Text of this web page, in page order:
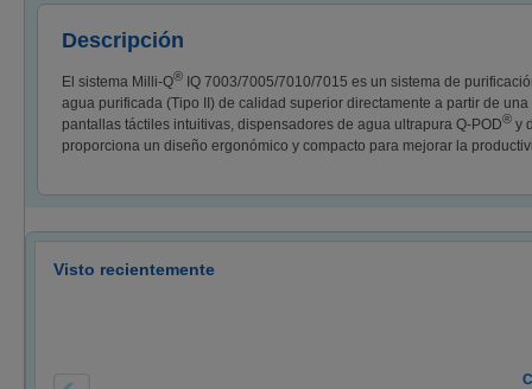
Descripción
El sistema Milli-Q® IQ 7003/7005/7010/7015 es un sistema de
agua purificada (Tipo II) de calidad superior directamente a partir de
pantallas táctiles intuitivas, dispensadores de agua ultrapura Q-POD® y
proporciona un diseño ergonómico y compacto para mejorar la
Visto recientemente